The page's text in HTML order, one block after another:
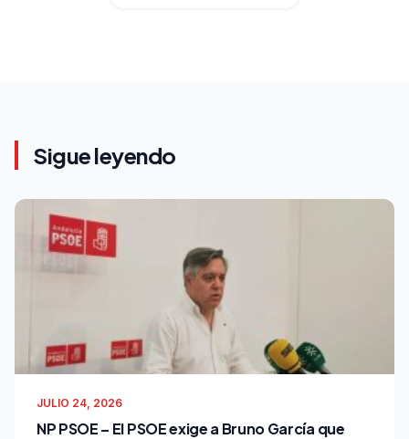
Sigue leyendo
JULIO 24, 2026
NP PSOE – El PSOE exige a Bruno García que